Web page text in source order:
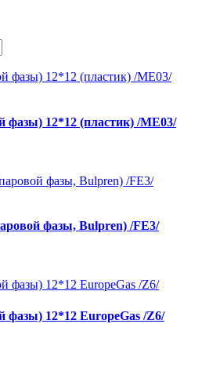
фазы) 12*12 (пластик) /ME03/
фазы, Bulpren) /FE3/
фазы) 12*12 EuropeGas /Z6/